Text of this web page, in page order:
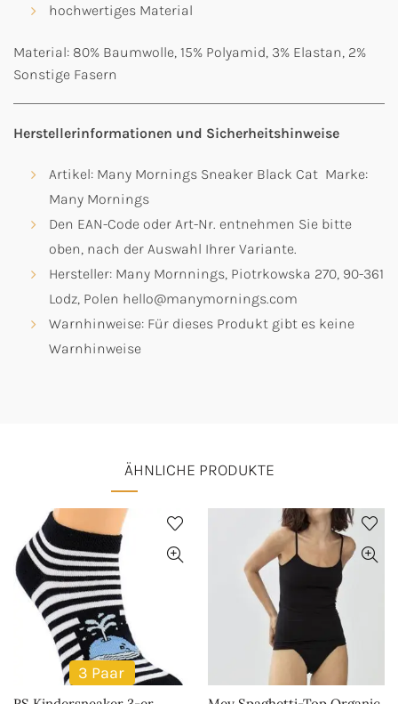
hochwertiges Material
Material: 80% Baumwolle, 15% Polyamid, 3% Elastan, 2%
Sonstige Fasern
Herstellerinformationen und Sicherheitshinweise
Artikel: Many Mornings Sneaker Black Cat Marke:
Many Mornings
Den EAN-Code oder Art-Nr. entnehmen Sie bitte
oben, nach der Auswahl Ihrer Variante.
Hersteller: Many Mornnings, Piotrkowska 270, 90-361
Lodz, Polen hello@manymornings.com
Warnhinweise: Für dieses Produkt gibt es keine
Warnhinweise
ÄHNLICHE PRODUKTE
3 Paar